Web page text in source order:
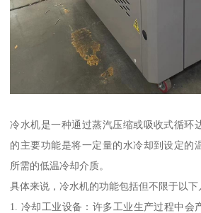
冷水机是一种通过蒸汽压缩或吸收式循环
的主要功能是将一定量的水冷却到设定的
所需的低温冷却介质。
具体来说，冷水机的功能包括但不限于以下
1. 冷却工业设备：许多工业生产过程中会